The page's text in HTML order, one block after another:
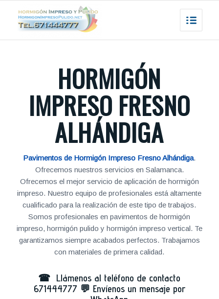
HORMIGÓN
IMPRESO FRESNO
ALHÁNDIGA
Pavimentos de Hormigón Impreso Fresno Alhándiga.
Ofrecemos nuestros servicios en Salamanca.
Ofrecemos el mejor servicio de aplicación de hormigón
impreso. Nuestro equipo de profesionales está altamente
cualificado para la realización de este tipo de trabajos.
Somos profesionales en pavimentos de hormigón
impreso, hormigón pulido y hormigón impreso vertical. Te
garantizamos siempre acabados perfectos. Trabajamos
con materiales de primera calidad.
☎ Llámenos al teléfono de contacto
671444777 💬 Envíenos un mensaje por